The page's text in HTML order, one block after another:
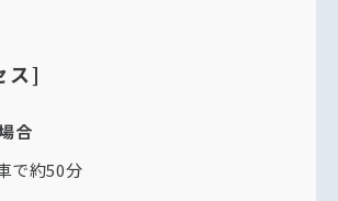
ス]
合
で約50分